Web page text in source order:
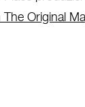
Original